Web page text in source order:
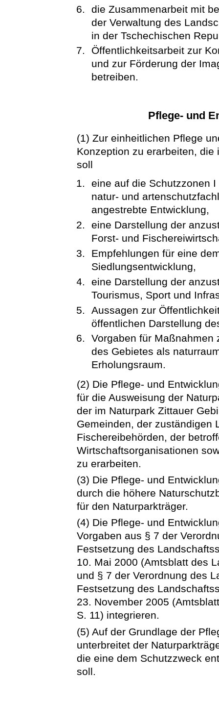
die Zusammenarbeit mit
der Verwaltung des
in der Tschechischen
Öffentlichkeitsarbeit zur
und zur Förderung der
betreiben.
Pflege- und
(1) Zur einheitlichen Pflege
Konzeption zu erarbeiten,
soll
eine auf die Schutzzonen
natur- und
angestrebte Entwicklung,
eine Darstellung der
Forst- und
Empfehlungen für eine
Siedlungsentwicklung,
eine Darstellung der
Tourismus, Sport und
Aussagen zur
öffentlichen Darstellung
Vorgaben für Maßnahmen
des Gebietes als
Erholungsraum.
(2) Die Pflege- und
für die Ausweisung der
der im Naturpark Zittauer
Gemeinden, der zuständigen
Fischereibehörden, der
Wirtschaftsorganisationen
zu erarbeiten.
(3) Die Pflege- und
durch die höhere
für den Naturparkträger.
(4) Die Pflege- und
Vorgaben aus § 7 der
Festsetzung des
10. Mai 2000 (Amtsblatt des
und § 7 der Verordnung des
Festsetzung des
23. November 2005
S. 11) integrieren.
(5) Auf der Grundlage der
unterbreitet der
die eine dem Schutzzweck
soll.